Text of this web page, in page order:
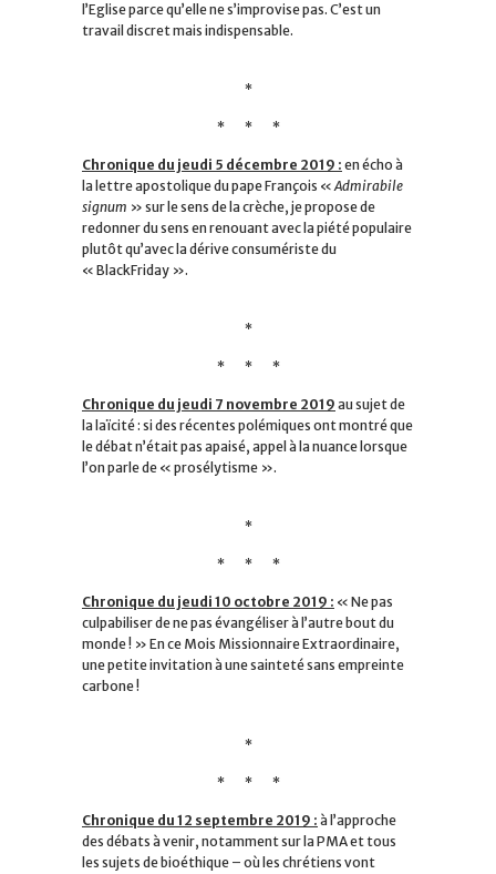
l’Eglise parce qu’elle ne s’improvise pas. C’est un
travail discret mais indispensable.
*
* * *
Chronique du jeudi 5 décembre 2019 : en écho à
la lettre apostolique du pape François «Admirabile
signum » sur le sens de la crèche, je propose de
redonner du sens en renouant avec la piété populaire
plutôt qu’avec la dérive consumériste du
« BlackFriday ».
*
* * *
Chronique du jeudi 7 novembre 2019 au sujet de
la laïcité : si des récentes polémiques ont montré que
le débat n’était pas apaisé, appel à la nuance lorsque
l’on parle de « prosélytisme ».
*
* * *
Chronique du jeudi 10 octobre 2019 : « Ne pas
culpabiliser de ne pas évangéliser à l’autre bout du
monde ! » En ce Mois Missionnaire Extraordinaire,
une petite invitation à une sainteté sans empreinte
carbone !
*
* * *
Chronique du 12 septembre 2019 : à l’approche
des débats à venir, notamment sur la PMA et tous
les sujets de bioéthique – où les chrétiens vont